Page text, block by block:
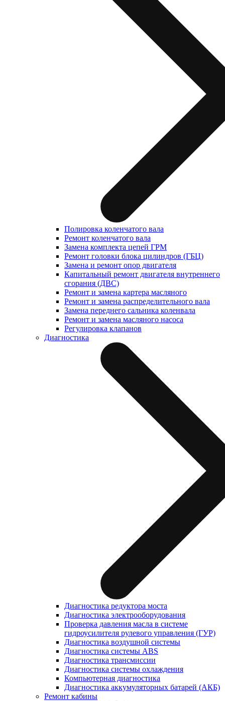
Полировка коленчатого вала
Ремонт коленчатого вала
Замена комплекта цепей ГРМ
Ремонт головки блока цилиндров (ГБЦ)
Замена и ремонт опор двигателя
Капитальный ремонт двигателя внутреннего
сгорания (ДВС)
Ремонт и замена картера масляного
Ремонт и замена распределительного вала
Замена переднего сальника коленвала
Ремонт и замена масляного насоса
Регулировка клапанов
Диагностика
Диагностика редуктора моста
Диагностика электрооборудования
Проверка давления масла в системе
гидроусилителя рулевого управления (ГУР)
Диагностика воздушной системы
Диагностика системы ABS
Диагностика трансмиссии
Диагностика системы охлаждения
Компьютерная диагностика
Диагностика аккумуляторных батарей (АКБ)
Ремонт кабины